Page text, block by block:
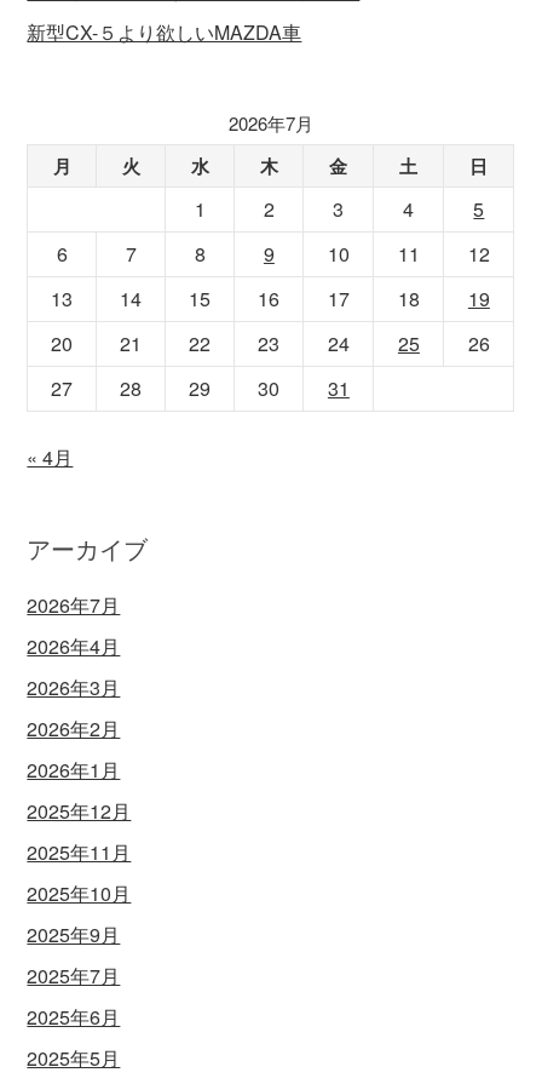
新型CX-５より欲しいMAZDA車
2026年7月
月 火 水 木 金 土 日
1 2 3 4
5
6
7 8 9 10 11
12
13
14 15 16 17 18
19
20
21 22 23 24 25
26
27
28 29 30 31
« 4月
アーカイブ
2026年7月
2026年4月
2026年3月
2026年2月
2026年1月
2025年12月
2025年11月
2025年10月
2025年9月
2025年7月
2025年6月
2025年5月